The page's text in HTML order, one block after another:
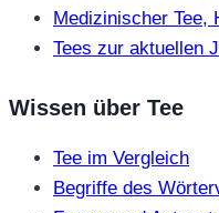
Medizinischer Tee,
Tees zur aktuellen
Wissen über Tee
Tee im Vergleich
Begriffe des